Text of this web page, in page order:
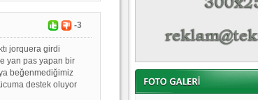
-3
jorquera girdi
yan pas yapan bir
beğenmediğimiz
destek oluyor